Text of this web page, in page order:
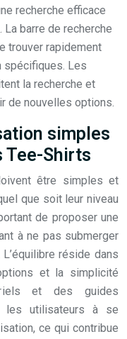
recherche efficace
barre de recherche
trouver rapidement
spécifiques. Les
la recherche et
de nouvelles options.
simples
Tee-Shirts
être simples et
que soit leur niveau
de proposer une
à ne pas submerger
réside dans
et la simplicité
et des guides
les utilisateurs à se
ce qui contribue